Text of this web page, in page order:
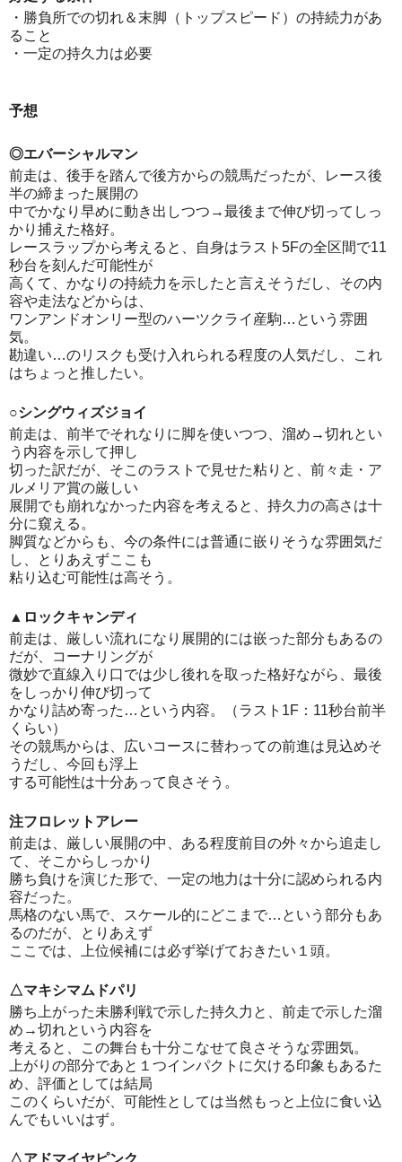
・勝負所での切れ＆末脚（トップスピード）の持続力があ
ること
・一定の持久力は必要
予想
◎エバーシャルマン
前走は、後手を踏んで後方からの競馬だったが、レース後
半の締まった展開の
中でかなり早めに動き出しつつ→最後まで伸び切ってしっ
かり捕えた格好。
レースラップから考えると、自身はラスト5Fの全区間で11
秒台を刻んだ可能性が
高くて、かなりの持続力を示したと言えそうだし、その内
容や走法などからは、
ワンアンドオンリー型のハーツクライ産駒…という雰囲
気。
勘違い…のリスクも受け入れられる程度の人気だし、これ
はちょっと推したい。
○シングウィズジョイ
前走は、前半でそれなりに脚を使いつつ、溜め→切れとい
う内容を示して押し
切った訳だが、そこのラストで見せた粘りと、前々走・ア
ルメリア賞の厳しい
展開でも崩れなかった内容を考えると、持久力の高さは十
分に窺える。
脚質などからも、今の条件には普通に嵌りそうな雰囲気だ
し、とりあえずここも
粘り込む可能性は高そう。
▲ロックキャンディ
前走は、厳しい流れになり展開的には嵌った部分もあるの
だが、コーナリングが
微妙で直線入り口では少し後れを取った格好ながら、最後
をしっかり伸び切って
かなり詰め寄った…という内容。（ラスト1F：11秒台前半
くらい）
その競馬からは、広いコースに替わっての前進は見込めそ
うだし、今回も浮上
する可能性は十分あって良さそう。
注フロレットアレー
前走は、厳しい展開の中、ある程度前目の外々から追走し
て、そこからしっかり
勝ち負けを演じた形で、一定の地力は十分に認められる内
容だった。
馬格のない馬で、スケール的にどこまで…という部分もあ
るのだが、とりあえず
ここでは、上位候補には必ず挙げておきたい１頭。
△マキシマムドパリ
勝ち上がった未勝利戦で示した持久力と、前走で示した溜
め→切れという内容を
考えると、この舞台も十分こなせて良さそうな雰囲気。
上がりの部分であと１つインパクトに欠ける印象もあるた
め、評価としては結局
このくらいだが、可能性としては当然もっと上位に食い込
んでもいいはず。
△アドマイヤピンク